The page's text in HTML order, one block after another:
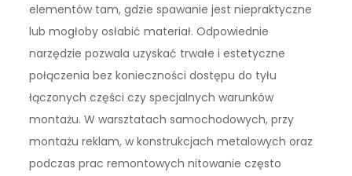
elementów tam, gdzie spawanie jest niepraktyczne
lub mogłoby osłabić materiał. Odpowiednie
narzędzie pozwala uzyskać trwałe i estetyczne
połączenia bez konieczności dostępu do tyłu
łączonych części czy specjalnych warunków
montażu. W warsztatach samochodowych, przy
montażu reklam, w konstrukcjach metalowych oraz
podczas prac remontowych nitowanie często